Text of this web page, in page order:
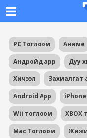
PC Тоглоом Аниме
Андройд app Дуу
Хичээл Захиалгат
Android App
Wii тоглоом XBOX
Mac Тоглоом